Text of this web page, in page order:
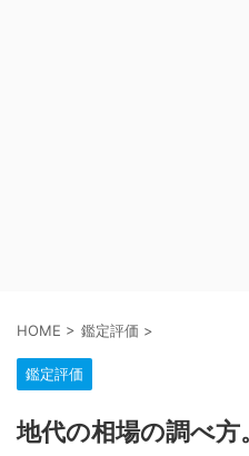
HOME > 鑑定評価 >
鑑定評価
地代の相場の調べ方